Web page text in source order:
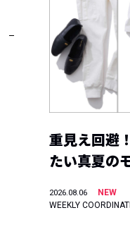
重見え回避
たい真夏の
2026.08.06
NEW
WEEKLY